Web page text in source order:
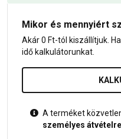
Mikor és mennyiért
Akár 0 Ft-tól kiszállítjuk.
idő kalkulátorunkat.
A terméket
személyes